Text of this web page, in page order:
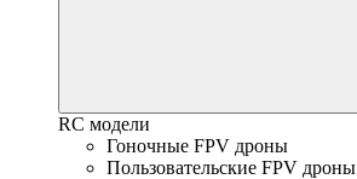
RC модели
Гоночные FPV дроны
Пользовательские FPV дроны